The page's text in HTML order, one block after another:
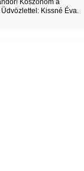
Köszönöm a
Üdvözlettel: Kissné Éva.